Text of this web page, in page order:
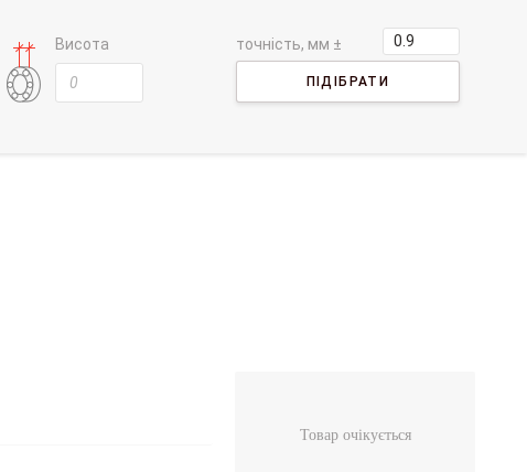
Висота точність, мм ±
ПІДІБРАТИ
Товар очікується